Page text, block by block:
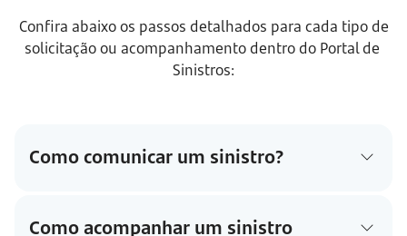
Confira abaixo os passos detalhados para cada tipo de
solicitação ou acompanhamento dentro do Portal de
Sinistros:
Como comunicar um sinistro?
Como acompanhar um sinistro